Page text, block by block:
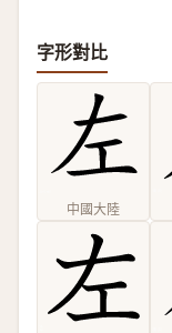
字形對比
中國大陸